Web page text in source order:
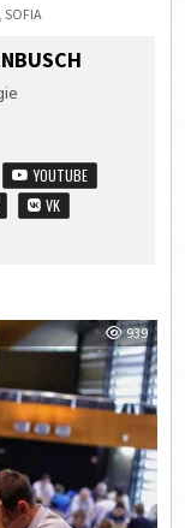
SOFIA
YOUTUBE
VK
939